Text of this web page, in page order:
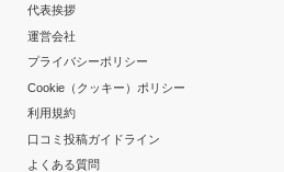
代表挨拶
運営会社
プライバシーポリシー
Cookie（クッキー）ポリシー
利用規約
口コミ投稿ガイドライン
よくある質問